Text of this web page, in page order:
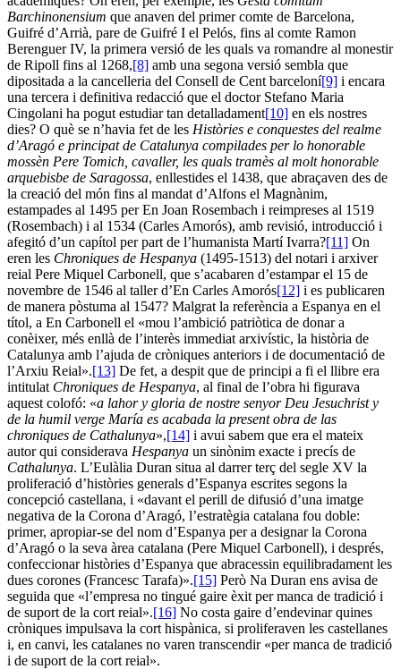
Barchinonensium que anaven del primer comte de Barcelona,
Guifré d’Arrià, pare de Guifré I el Pelós, fins al comte Ramon
Berenguer IV, la primera versió de les quals va romandre al monestir
de Ripoll fins al 1268,[8] amb una segona versió sembla que
dipositada a la cancelleria del Consell de Cent barceloní[9] i encara
una tercera i definitiva redacció que el doctor Stefano Maria
Cingolani ha pogut estudiar tan detalladament[10] en els nostres
dies? O què se n’havia fet de les Històries e conquestes del realme
d’Aragó e principat de Catalunya compilades per lo honorable
mossèn Pere Tomich, cavaller, les quals tramès al molt honorable
arquebisbe de Saragossa, enllestides el 1438, que abraçaven des de
la creació del món fins al mandat d’Alfons el Magnànim,
estampades al 1495 per En Joan Rosembach i reimpreses al 1519
(Rosembach) i al 1534 (Carles Amorós), amb revisió, introducció i
afegitó d’un capítol per part de l’humanista Martí Ivarra?[11] On
eren les Chroniques de Hespanya (1495-1513) del notari i arxiver
reial Pere Miquel Carbonell, que s’acabaren d’estampar el 15 de
novembre de 1546 al taller d’En Carles Amorós[12] i es publicaren
de manera pòstuma al 1547? Malgrat la referència a Espanya en el
títol, a En Carbonell el «mou l’ambició patriòtica de donar a
conèixer, més enllà de l’interès immediat arxivístic, la història de
Catalunya amb l’ajuda de cròniques anteriors i de documentació de
l’Arxiu Reial».[13] De fet, a despit que de principi a fi el llibre era
intitulat Chroniques de Hespanya, al final de l’obra hi figurava
aquest colofó: «a lahor y gloria de nostre senyor Deu Jesuchrist y
de la humil verge María es acabada la present obra de las
chroniques de Cathalunya»,[14] i avui sabem que era el mateix
autor qui considerava Hespanya un sinònim exacte i precís de
Cathalunya. L’Eulàlia Duran situa al darrer terç del segle XV la
proliferació d’històries generals d’Espanya escrites segons la
concepció castellana, i «davant el perill de difusió d’una imatge
negativa de la Corona d’Aragó, l’estratègia catalana fou doble:
primer, apropiar-se del nom d’Espanya per a designar la Corona
d’Aragó o la seva àrea catalana (Pere Miquel Carbonell), i després,
confeccionar històries d’Espanya que abracessin equilibradament les
dues corones (Francesc Tarafa)».[15] Però Na Duran ens avisa de
seguida que «l’empresa no tingué gaire èxit per manca de tradició i
de suport de la cort reial».[16] No costa gaire d’endevinar quines
cròniques impulsava la cort hispànica, si proliferaven les castellanes
i, en canvi, les catalanes no varen transcendir «per manca de tradició
i de suport de la cort reial».